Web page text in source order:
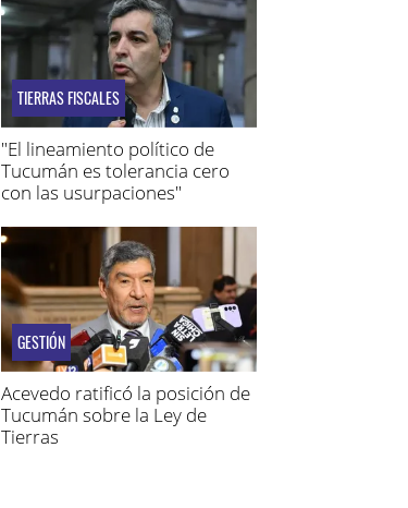
TIERRAS FISCALES
"El lineamiento político de
Tucumán es tolerancia cero
con las usurpaciones"
GESTIÓN
Acevedo ratificó la posición de
Tucumán sobre la Ley de
Tierras